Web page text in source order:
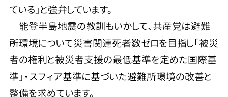
ている」と強弁しています。
能登半島地震の教訓もいかして、共産党は避難
所環境について災害関連死者数ゼロを目指し「被災
者の権利と被災者支援の最低基準を定めた国際基
準」・スフィア基準に基づいた避難所環境の改善と
整備を求めています。